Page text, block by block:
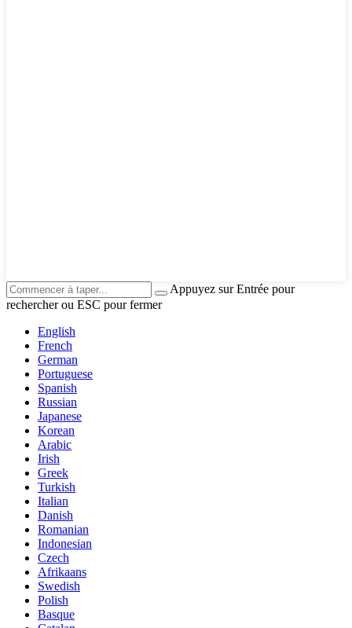
Appuyez sur Entrée pour
rechercher ou ESC pour fermer
English
French
German
Portuguese
Spanish
Russian
Japanese
Korean
Arabic
Irish
Greek
Turkish
Italian
Danish
Romanian
Indonesian
Czech
Afrikaans
Swedish
Polish
Basque